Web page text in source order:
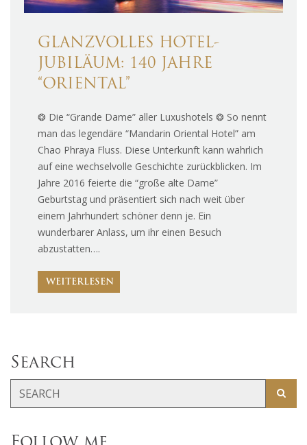
GLANZVOLLES HOTEL-
JUBILÄUM: 140 JAHRE
“ORIENTAL”
❂ Die “Grande Dame” aller Luxushotels ❂ So nennt
man das legendäre “Mandarin Oriental Hotel” am
Chao Phraya Fluss. Diese Unterkunft kann wahrlich
auf eine wechselvolle Geschichte zurückblicken. Im
Jahre 2016 feierte die “große alte Dame”
Geburtstag und präsentiert sich nach weit über
einem Jahrhundert schöner denn je. Ein
wunderbarer Anlass, um ihr einen Besuch
abzustatten….
WEITERLESEN
Search